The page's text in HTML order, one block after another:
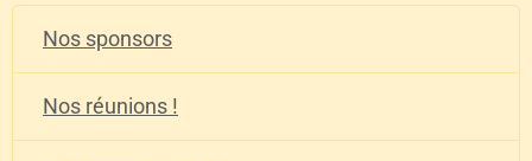
Nos sponsors
Nos réunions !